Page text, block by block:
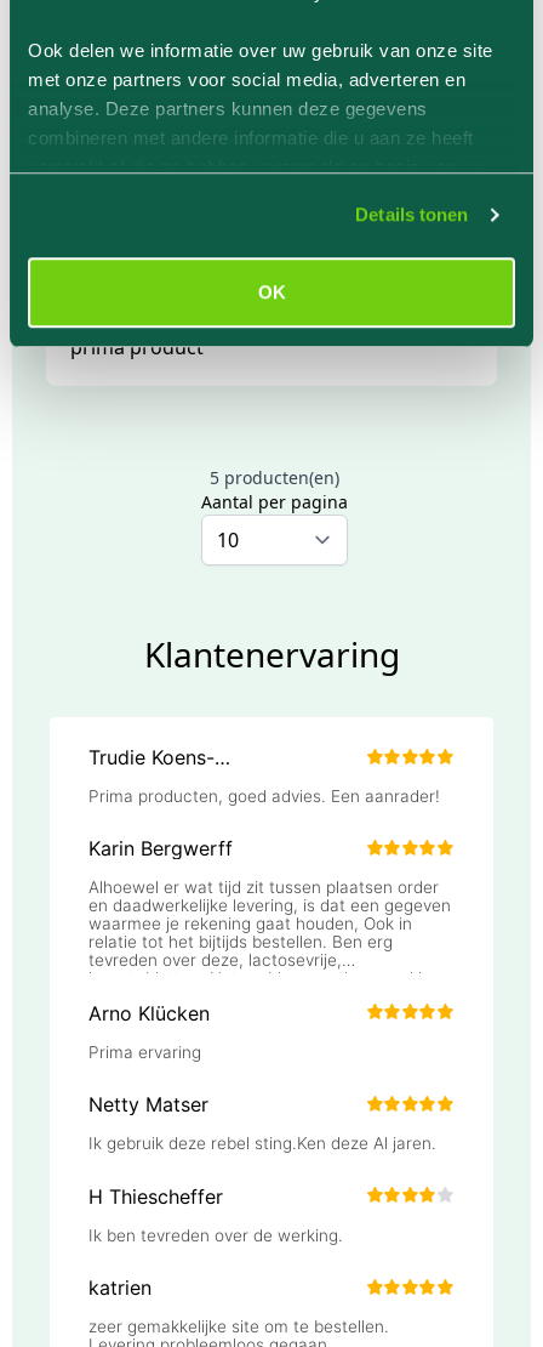
Ook delen we informatie over uw gebruik van onze site
met onze partners voor social media, adverteren en
analyse. Deze partners kunnen deze gegevens
combineren met andere informatie die u aan ze heeft
Details tonen
OK
Productbeoordeling door Brigitte
Waagemans 19-04-2021
Fijne crème en ik merk een verbetering van
de huid!
Productbeoordeling door
06-04-2021
prima product
5 producten(en)
Aantal per pagina
Klantenervaring